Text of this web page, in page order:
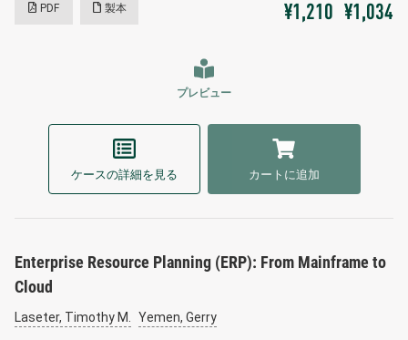
PDF 製本 ¥1,210 ¥1,034
プレビュー
ケースの詳細を見る カートに追加
Enterprise Resource Planning (ERP): From Mainframe to
Cloud
Laseter, Timothy M. Yemen, Gerry